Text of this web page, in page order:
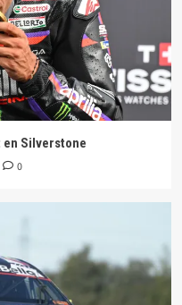
Silverstone
0